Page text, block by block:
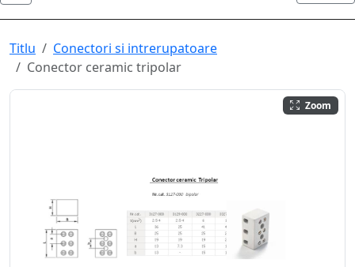
Titlu
Conectori si intrerupatoare
Conector ceramic tripolar
Zoom